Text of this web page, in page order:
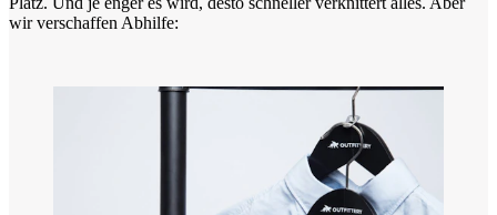
wir verschaffen Abhilfe: